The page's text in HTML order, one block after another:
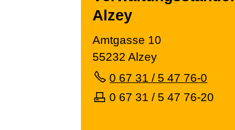
Alzey
Amtgasse 10
55232 Alzey
0 67 31 / 5 47 76-0
0 67 31 / 5 47 76-20